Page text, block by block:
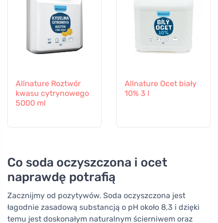
Allnature Roztwór
kwasu cytrynowego
5000 ml
Allnature Ocet biały
10% 3 l
Co soda oczyszczona i ocet
naprawdę potrafią
Zacznijmy od pozytywów. Soda oczyszczona jest
łagodnie zasadową substancją o pH około 8,3 i dzięki
temu jest doskonałym naturalnym ścierniwem oraz